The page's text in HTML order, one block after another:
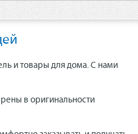
и товары для дома. С нами
в оригинальности